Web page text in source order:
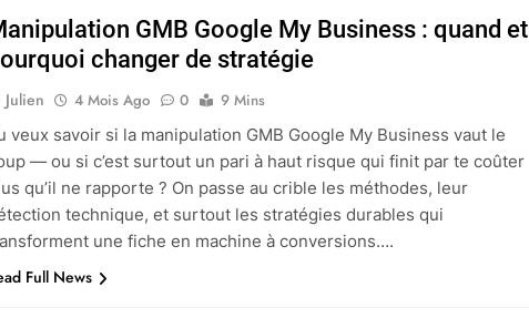
GMB Google My Business : quand et
changer de stratégie
Julien 4 Mois Ago 0
9 Mins
veux savoir si la manipulation GMB Google My Business vaut le
— ou si c’est surtout un pari à haut risque qui finit par te coûter
qu’il ne rapporte ? On passe au crible les méthodes, leur
technique, et surtout les stratégies durables qui
une fiche en machine à conversions….
Full News